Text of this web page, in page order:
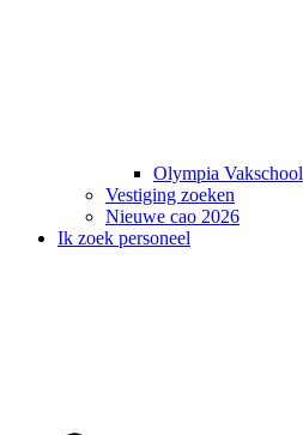
Olympia Vakschool
Vestiging zoeken
Nieuwe cao 2026
Ik zoek personeel